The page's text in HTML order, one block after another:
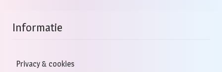
Informatie
Privacy & cookies